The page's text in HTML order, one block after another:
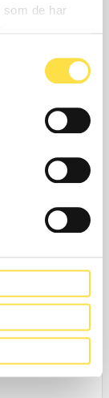
som de har